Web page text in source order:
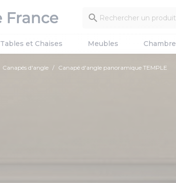

Tables et Chaises Meubles Chambre
Canapés d'angle Canapé d'angle panoramique TEMPLE